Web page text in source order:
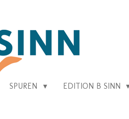
SPUREN EDITION B SINN